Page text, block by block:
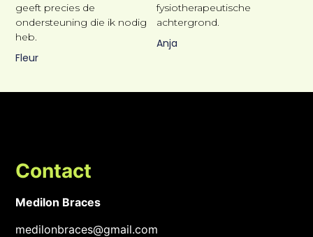
geeft precies de
ondersteuning die ik nodig
heb.
Fleur
fysiotherapeutische
achtergrond.
Anja
Contact
Medilon Braces
medilonbraces@gmail.com